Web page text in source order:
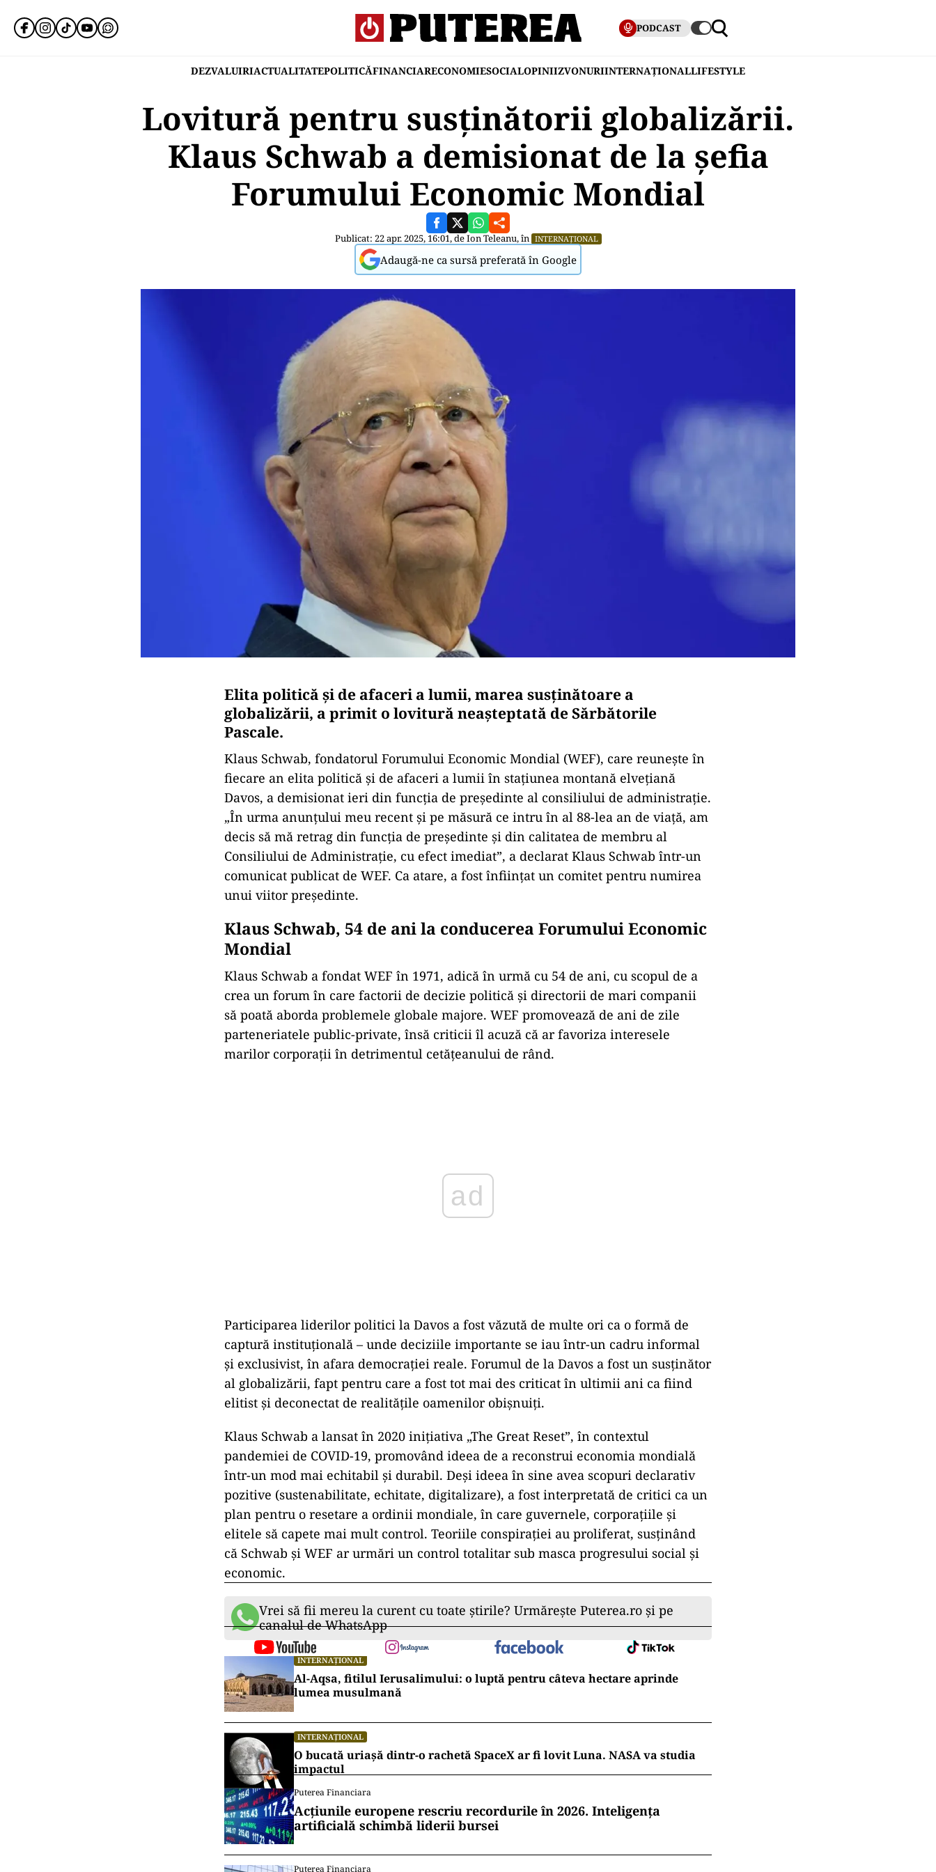
PODCAST
DEZVALUIRIACTUALITATEPOLITICĂFINANCIARECONOMIESOCIALOPINIIZVONURIINTERNAȚIONALLIFESTYLE
Lovitură pentru susținătorii globalizării.
Klaus Schwab a demisionat de la șefia
Forumului Economic Mondial
Publicat: 22 apr. 2025, 16:01, deIon Teleanu, în INTERNAȚIONAL
Adaugă-ne ca sursă preferată în Google
Elita politică și de afaceri a lumii, marea susținătoare a
globalizării, a primit o lovitură neașteptată de Sărbătorile
Pascale.
Klaus Schwab, fondatorul Forumului Economic Mondial (WEF), care reunește în
fiecare an elita politică și de afaceri a lumii în stațiunea montană elvețiană
Davos, a demisionat ieri din funcția de președinte al consiliului de administrație.
„În urma anunțului meu recent și pe măsură ce intru în al 88-lea an de viață, am
decis să mă retrag din funcția de președinte și din calitatea de membru al
Consiliului de Administrație, cu efect imediat”, a declarat Klaus Schwab într-un
comunicat publicat de WEF. Ca atare, a fost înființat un comitet pentru numirea
unui viitor președinte.
Klaus Schwab, 54 de ani la conducerea Forumului Economic
Mondial
Klaus Schwab a fondat WEF în 1971, adică în urmă cu 54 de ani, cu scopul de a
crea un forum în care factorii de decizie politică și directorii de mari companii
să poată aborda problemele globale majore. WEF promovează de ani de zile
parteneriatele public-private, însă criticii îl acuză că ar favoriza interesele
marilor corporații în detrimentul cetățeanului de rând.
Participarea liderilor politici la Davos a fost văzută de multe ori ca o formă de
captură instituțională – unde deciziile importante se iau într-un cadru informal
și exclusivist, în afara democrației reale. Forumul de la Davos a fost un susținător
al globalizării, fapt pentru care a fost tot mai des criticat în ultimii ani ca fiind
elitist și deconectat de realitățile oamenilor obișnuiți.
Klaus Schwab a lansat în 2020 inițiativa „The Great Reset”, în contextul
pandemiei de COVID-19, promovând ideea de a reconstrui economia mondială
într-un mod mai echitabil și durabil. Deși ideea în sine avea scopuri declarativ
pozitive (sustenabilitate, echitate, digitalizare), a fost interpretată de critici ca un
plan pentru o resetare a ordinii mondiale, în care guvernele, corporațiile și
elitele să capete mai mult control. Teoriile conspirației au proliferat, susținând
că Schwab și WEF ar urmări un control totalitar sub masca progresului social și
economic.
Vrei să fii mereu la curent cu toate știrile? Urmărește Puterea.ro și pe
canalul de WhatsApp
INTERNAȚIONAL
Al-Aqsa, fitilul Ierusalimului: o luptă pentru câteva hectare aprinde
lumea musulmană
INTERNAȚIONAL
O bucată uriașă dintr-o rachetă SpaceX ar fi lovit Luna. NASA va studia
impactul
Puterea Financiara
Acțiunile europene rescriu recordurile în 2026. Inteligența
artificială schimbă liderii bursei
Puterea Financiara